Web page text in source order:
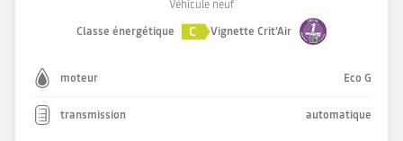
Véhicule neuf
Classe énergétique
C Vignette Crit'Air
moteur Eco G
transmission automatique